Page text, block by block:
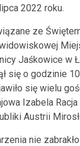
2022 roku.
ze
Jaśkowice w
się o godzinie
się wielu
Izabela
Austrii
nie